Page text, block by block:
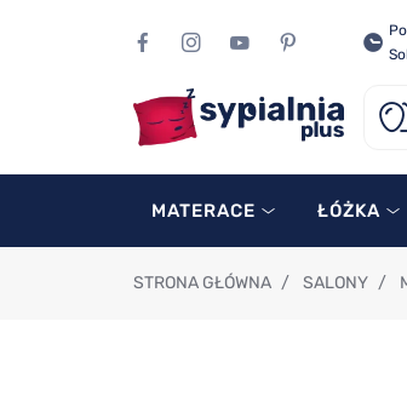
MATERACE ŁÓŻKA
STRONA GŁÓWNA / SALONY /